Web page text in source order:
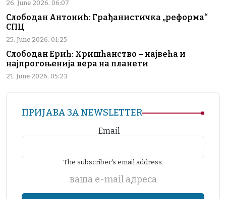
26. June 2026. 06:07
Слободан Антонић: Грађанистичка „реформа“
СПЦ
25. June 2026. 01:25
Слободан Ерић: Хришћанство – највећа и
најпрогоњенија вера на планети
21. June 2026. 05:23
ПРИЈАВА ЗА NEWSLETTER
Email
The subscriber's email address.
ваша е-mail адреса